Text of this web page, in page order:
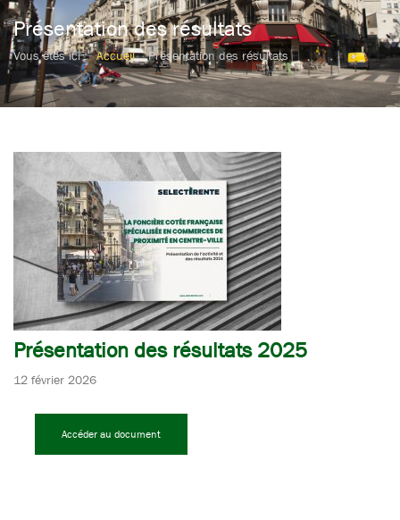
Présentation des résultats
Vous êtes ici : Accueil Présentation des résultats
Présentation des résultats 2025
12 février 2026
Accéder au document